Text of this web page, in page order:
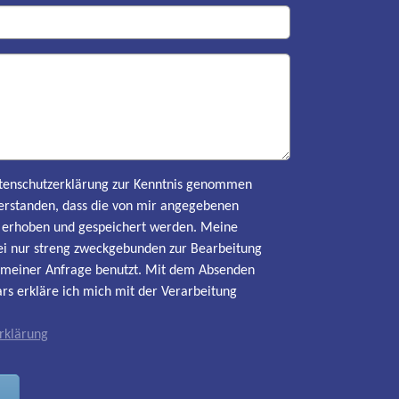
zur Kenntnis genommen
dass die von mir angegebenen
und gespeichert werden. Meine
nur streng zweckgebunden zur Bearbeitung
Anfrage benutzt. Mit dem Absenden
erkläre ich mich mit der Verarbeitung